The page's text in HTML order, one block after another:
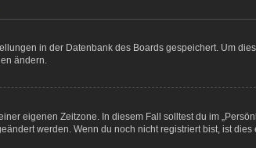
in der Datenbank des Boards gespeichert. Um
ändern.
eigenen Zeitzone. In diesem Fall solltest du im
werden. Wenn du noch nicht registriert bist, ist dies